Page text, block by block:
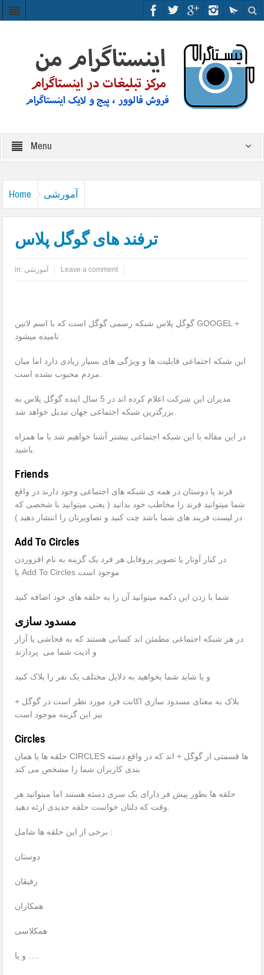
Menu
Home آمورشی
ترفند های گوگل پلاس
in: آمورشی Leave a comment
گوگل پلاس شبکه رسمی گوگل است که با اسم لاتین GOOGEL +
نامیده میشود
این شبکه اجتماعی قابلیت ها و ویژگی های بسیار زیادی دارد اما میان
مدیران این شرکت اعلام کرده اند در 5 سال اینده گوگل پلاس به
در این مقاله با این شبکه اجتماعی بیشتر آشنا خواهیم شد با ما همراه
Friends
فرند یا دوستان در همه ی شبکه های اجتماعی وجود دارند در واقع
شما میتوانید فرند را مخاطب خود بدانید ( یعنی میتوانید با شخصی که
در لیست فریند های شما باشد چت کنید و تصاویرتان را انتشار دهید )
Add To Circles
در کنار آوتار یا تصویر پروفایل هر فرد یک گزینه به نام افزوردن
یا Add To Circles موجود است
شما با زدن این دکمه میتوانید آن را به حلقه های خود اضافه کنید
در هر شبکه اجتماعی مطمئن اند کسانی هستند که به فحاشی یا آزار
و اذیت شما می پردازند
و یا شاید شما بخواهید به دلایل مختلف یک نفر را بلاک کنید
بلاک به معنای مسدود سازی اکانت فرد مورد نظر است در گوگل +
نیز این گزینه موجود است
Circles
حلقه ها یا همان CIRCLES ها قسمتی از گوگل + اند که در واقع دسته
حلقه ها بطور پیش فر دارای یک سری دسته هستند اما میتوانید هر
برخی از این حلقه ها شامل :
دوستان
رفیقان
همکاران